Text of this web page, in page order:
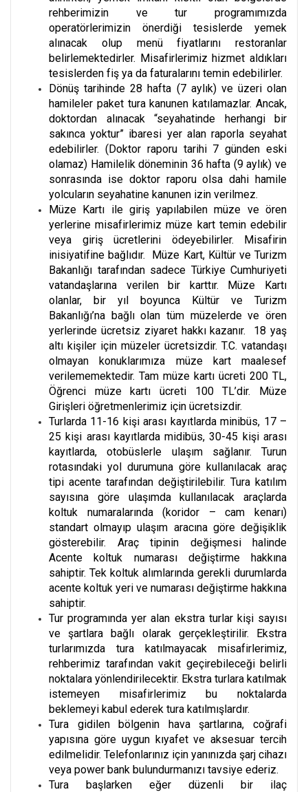
rehberimizin ve tur programımızda
operatörlerimizin önerdiği tesislerde yemek
alınacak olup menü fiyatlarını restoranlar
belirlemektedirler. Misafirlerimiz hizmet aldıkları
tesislerden fiş ya da faturalarını temin edebilirler.
Dönüş tarihinde 28 hafta (7 aylık) ve üzeri olan
hamileler paket tura kanunen katılamazlar. Ancak,
doktordan alınacak “seyahatinde herhangi bir
sakınca yoktur” ibaresi yer alan raporla seyahat
edebilirler. (Doktor raporu tarihi 7 günden eski
olamaz) Hamilelik döneminin 36 hafta (9 aylık) ve
sonrasında ise doktor raporu olsa dahi hamile
yolcuların seyahatine kanunen izin verilmez.
Müze Kartı ile giriş yapılabilen müze ve ören
yerlerine misafirlerimiz müze kart temin edebilir
veya giriş ücretlerini ödeyebilirler. Misafirin
inisiyatifine bağlıdır. Müze Kart, Kültür ve Turizm
Bakanlığı tarafından sadece Türkiye Cumhuriyeti
vatandaşlarına verilen bir karttır. Müze Kartı
olanlar, bir yıl boyunca Kültür ve Turizm
Bakanlığı’na bağlı olan tüm müzelerde ve ören
yerlerinde ücretsiz ziyaret hakkı kazanır. 18 yaş
altı kişiler için müzeler ücretsizdir. T.C. vatandaşı
olmayan konuklarımıza müze kart maalesef
verilememektedir. Tam müze kartı ücreti 200 TL,
Öğrenci müze kartı ücreti 100 TL’dir. Müze
Girişleri öğretmenlerimiz için ücretsizdir.
Turlarda 11-16 kişi arası kayıtlarda minibüs, 17 –
25 kişi arası kayıtlarda midibüs, 30-45 kişi arası
kayıtlarda, otobüslerle ulaşım sağlanır. Turun
rotasındaki yol durumuna göre kullanılacak araç
tipi acente tarafından değiştirilebilir. Tura katılım
sayısına göre ulaşımda kullanılacak araçlarda
koltuk numaralarında (koridor – cam kenarı)
standart olmayıp ulaşım aracına göre değişiklik
gösterebilir. Araç tipinin değişmesi halinde
Acente koltuk numarası değiştirme hakkına
sahiptir. Tek koltuk alımlarında gerekli durumlarda
acente koltuk yeri ve numarası değiştirme hakkına
sahiptir.
Tur programında yer alan ekstra turlar kişi sayısı
ve şartlara bağlı olarak gerçekleştirilir. Ekstra
turlarımızda tura katılmayacak misafirlerimiz,
rehberimiz tarafından vakit geçirebileceği belirli
noktalara yönlendirilecektir. Ekstra turlara katılmak
istemeyen misafirlerimiz bu noktalarda
beklemeyi kabul ederek tura katılmışlardır.
Tura gidilen bölgenin hava şartlarına, coğrafi
yapısına göre uygun kıyafet ve aksesuar tercih
edilmelidir. Telefonlarınız için yanınızda şarj cihazı
veya power bank bulundurmanızı tavsiye ederiz.
Tura başlarken eğer düzenli bir ilaç